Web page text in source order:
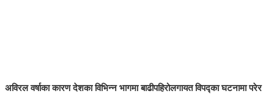
अविरल वर्षाका कारण देशका विभिन्न भागमा बाढीपहिरोलगायत विपद्का घटनामा परेर